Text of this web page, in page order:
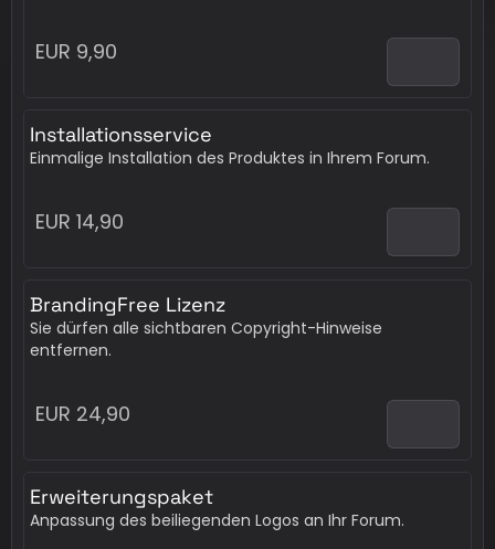
EUR 9,90
Installationsservice
Einmalige Installation des Produktes in Ihrem Forum.
EUR 14,90
BrandingFree Lizenz
Sie dürfen alle sichtbaren Copyright-Hinweise
entfernen.
EUR 24,90
Erweiterungspaket
Anpassung des beiliegenden Logos an Ihr Forum.